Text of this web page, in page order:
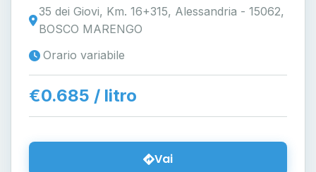
35 dei Giovi, Km. 16+315, Alessandria - 15062,
BOSCO MARENGO
Orario variabile
€0.685 / litro
Vai